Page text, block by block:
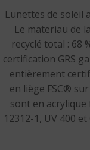
Lunettes de soleil
Le materiau de
recyclé total : 68
certification GRS
entièrement
en liège FSC®
sont en acrylique
12312-1, UV 400